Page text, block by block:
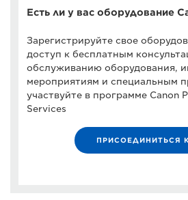
Есть ли у вас оборудование
Зарегистрируйте свое
доступ к бесплатным
обслуживанию оборудования,
мероприятиям и специальным
участвуйте в программе Canon
Services
ПРИСОЕДИНИТЬСЯ К